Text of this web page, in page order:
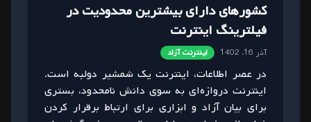
کشورهای دارای بیشترین محدودیت در
فیلترینگ اینترنت
آذر 16، 1402 اینترنت آزاد
در عصر اطلاعات، اینترنت یک شمشیر دولبه است.
اینترنت دروازه‌ای به سوی دانش نامحدود، بستری
برای بیان آزاد و ابزاری برای ارتباط برقرار کردن